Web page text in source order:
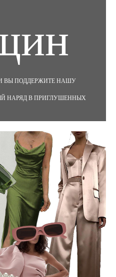
ВЫ ПОДДЕРЖИТЕ НАШУ
НАРЯД В ПРИГЛУШЕННЫХ